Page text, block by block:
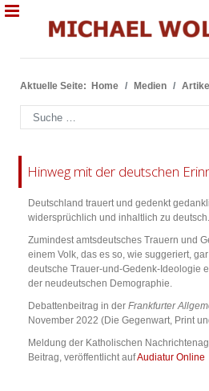
Aktuelle Seite: Home Medien Artikel
Suchen
Hinweg mit der deutschen
Deutschland trauert und gedenkt
widersprüchlich und inhaltlich zu deutsch.
Zumindest amtsdeutsches Trauern und
einem Volk, das es so, wie suggeriert,
deutsche Trauer-und-Gedenk-Ideologie
der neudeutschen Demographie.
Debattenbeitrag in der Frankfurter
November 2022 (Die Gegenwart, Print
Meldung der Katholischen
Beitrag, veröffentlicht aufAudiatur Online